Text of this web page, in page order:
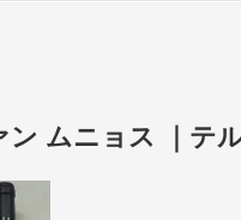
ムニョス ｜テ